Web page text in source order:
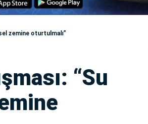
zemine oturtulmalı”
“Su